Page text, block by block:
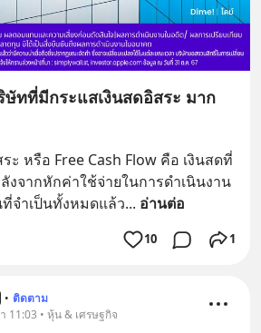
ษัทที่มีกระแสเงินสดอิสระ มาก
ะ หรือ Free Cash Flow คือ เงินสดที่
งจากหักค่าใช้จ่ายในการดำเนินงาน
จำเป็นทั้งหมดแล้ว... อ่านต่อ
10 1
• ติดตาม
11:03 • หุ้น & เศรษฐกิจ